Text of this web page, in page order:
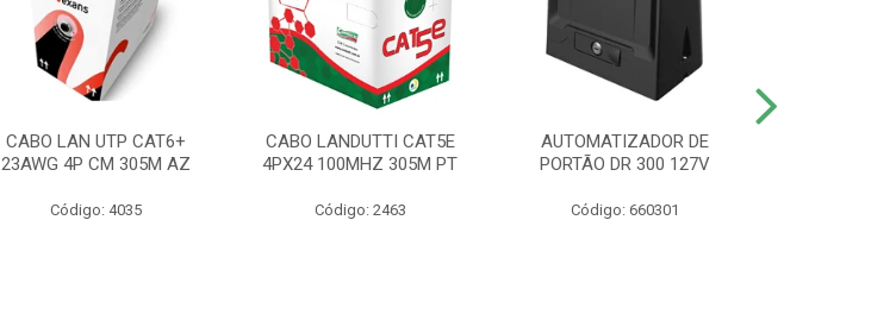
CABO LAN UTP CAT6+
23AWG 4P CM 305M AZ
Código: 4035
CABO LANDUTTI CAT5E
4PX24 100MHZ 305M PT
Código: 2463
AUTOMATIZADOR DE
PORTÃO DR 300 127V
Código: 660301